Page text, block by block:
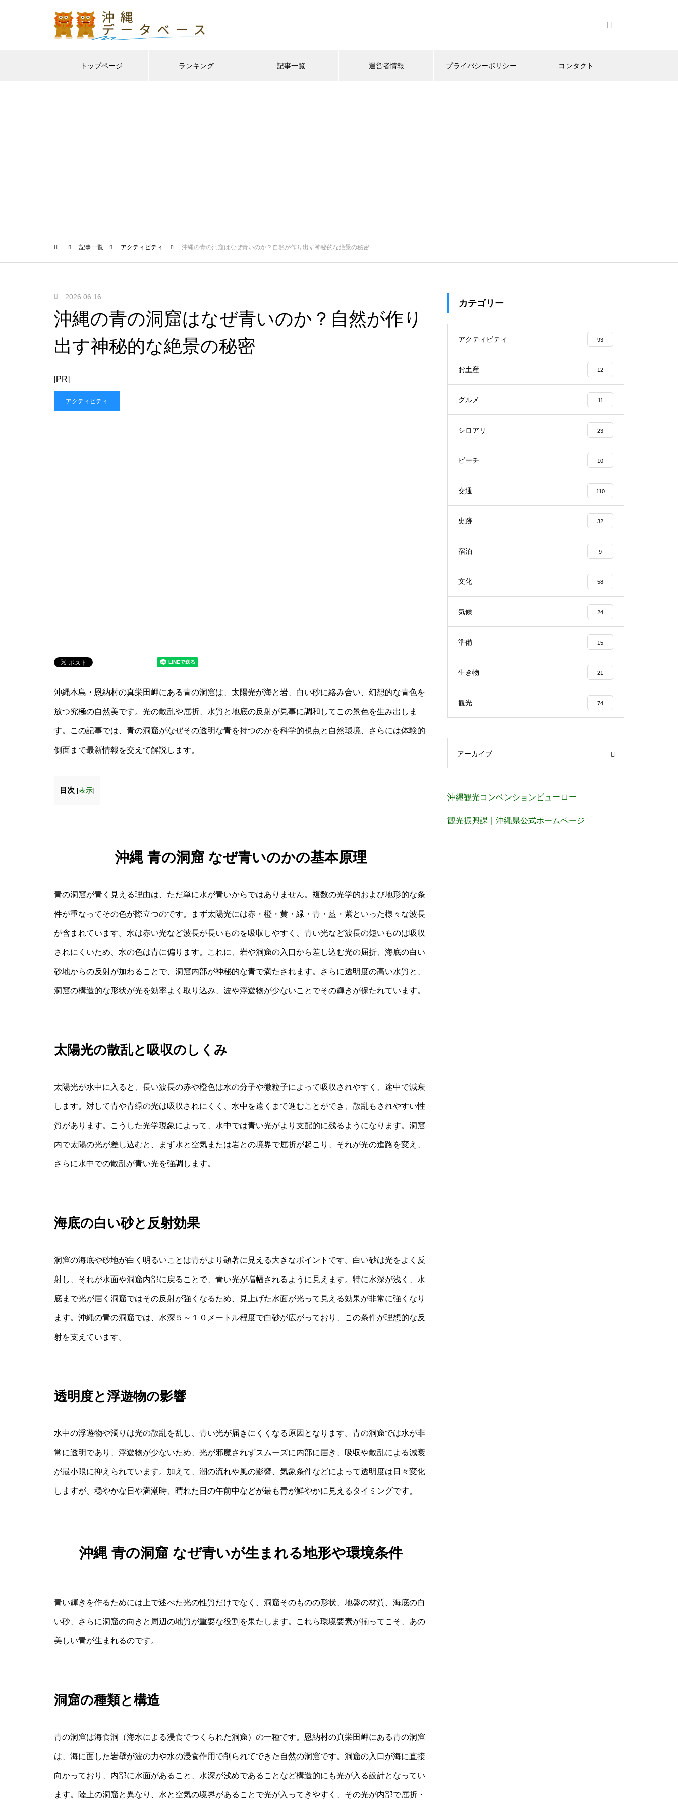
トップページ ランキング 記事一覧 運営者情報 プライバシーポリシー コンタクト
記事一覧 アクティビティ 沖縄の青の洞窟はなぜ青いのか？自然が作り出す神秘的な絶景の秘密
2026.06.16
沖縄の青の洞窟はなぜ青いのか？自然が作り
出す神秘的な絶景の秘密
[PR]
アクティビティ
沖縄本島・恩納村の真栄田岬にある青の洞窟は、太陽光が海と岩、白い砂に絡み合い、幻想的な青色を
放つ究極の自然美です。光の散乱や屈折、水質と地底の反射が見事に調和してこの景色を生み出しま
す。この記事では、青の洞窟がなぜその透明な青を持つのかを科学的視点と自然環境、さらには体験的
側面まで最新情報を交えて解説します。
目次 [表示]
沖縄 青の洞窟 なぜ青いのかの基本原理
青の洞窟が青く見える理由は、ただ単に水が青いからではありません。複数の光学的および地形的な条
件が重なってその色が際立つのです。まず太陽光には赤・橙・黄・緑・青・藍・紫といった様々な波長
が含まれています。水は赤い光など波長が長いものを吸収しやすく、青い光など波長の短いものは吸収
されにくいため、水の色は青に偏ります。これに、岩や洞窟の入口から差し込む光の屈折、海底の白い
砂地からの反射が加わることで、洞窟内部が神秘的な青で満たされます。さらに透明度の高い水質と、
洞窟の構造的な形状が光を効率よく取り込み、波や浮遊物が少ないことでその輝きが保たれています。
太陽光の散乱と吸収のしくみ
太陽光が水中に入ると、長い波長の赤や橙色は水の分子や微粒子によって吸収されやすく、途中で減衰
します。対して青や青緑の光は吸収されにくく、水中を遠くまで進むことができ、散乱もされやすい性
質があります。こうした光学現象によって、水中では青い光がより支配的に残るようになります。洞窟
内で太陽の光が差し込むと、まず水と空気または岩との境界で屈折が起こり、それが光の進路を変え、
さらに水中での散乱が青い光を強調します。
海底の白い砂と反射効果
洞窟の海底や砂地が白く明るいことは青がより顕著に見える大きなポイントです。白い砂は光をよく反
射し、それが水面や洞窟内部に戻ることで、青い光が増幅されるように見えます。特に水深が浅く、水
底まで光が届く洞窟ではその反射が強くなるため、見上げた水面が光って見える効果が非常に強くなり
ます。沖縄の青の洞窟では、水深５～１０メートル程度で白砂が広がっており、この条件が理想的な反
射を支えています。
透明度と浮遊物の影響
水中の浮遊物や濁りは光の散乱を乱し、青い光が届きにくくなる原因となります。青の洞窟では水が非
常に透明であり、浮遊物が少ないため、光が邪魔されずスムーズに内部に届き、吸収や散乱による減衰
が最小限に抑えられています。加えて、潮の流れや風の影響、気象条件などによって透明度は日々変化
しますが、穏やかな日や満潮時、晴れた日の午前中などが最も青が鮮やかに見えるタイミングです。
沖縄 青の洞窟 なぜ青いが生まれる地形や環境条件
青い輝きを作るためには上で述べた光の性質だけでなく、洞窟そのものの形状、地盤の材質、海底の白
い砂、さらに洞窟の向きと周辺の地質が重要な役割を果たします。これら環境要素が揃ってこそ、あの
美しい青が生まれるのです。
洞窟の種類と構造
青の洞窟は海食洞（海水による浸食でつくられた洞窟）の一種です。恩納村の真栄田岬にある青の洞窟
は、海に面した岩壁が波の力や水の浸食作用で削られてできた自然の洞窟です。洞窟の入口が海に直接
向かっており、内部に水面があること、水深が浅めであることなど構造的にも光が入る設計となってい
ます。陸上の洞窟と異なり、水と空気の境界があることで光が入ってきやすく、その光が内部で屈折・
カテゴリー
アクティビティ 93
お土産 12
グルメ 11
シロアリ 23
ビーチ 10
交通 110
史跡 32
宿泊 9
文化 58
気候 24
準備 15
生き物 21
観光 74
アーカイブ
沖縄観光コンベンションビューロー
観光振興課｜沖縄県公式ホームページ